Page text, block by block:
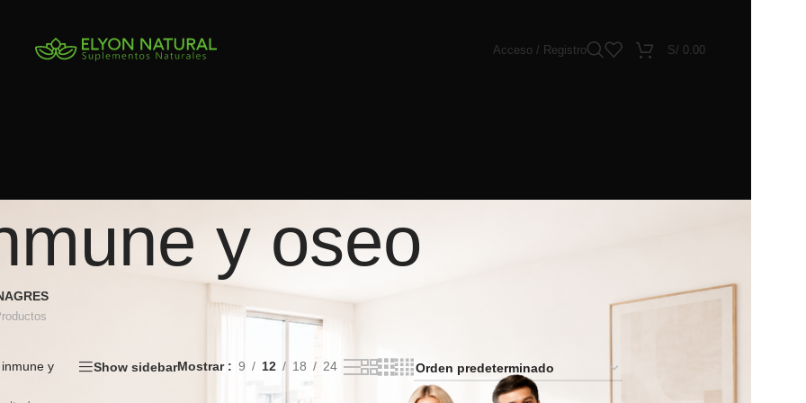
Acceso / Registro S/ 0.00
y oseo
y
Show sidebarMostrar 9 12 18 24